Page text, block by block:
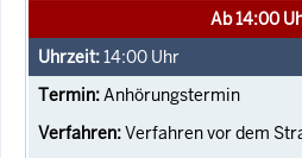
Ab 14:00
14:00 Uhr
Anhörungstermin
Verfahren vor dem